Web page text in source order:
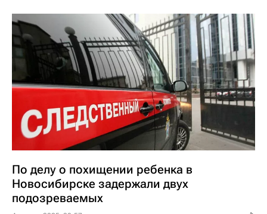
По делу о похищении ребенка в
Новосибирске задержали двух
подозреваемых